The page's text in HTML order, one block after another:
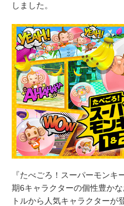
しました。
『たべごろ！スーパーモン
期6キャラクターの個性豊か
トルから人気キャラクターが